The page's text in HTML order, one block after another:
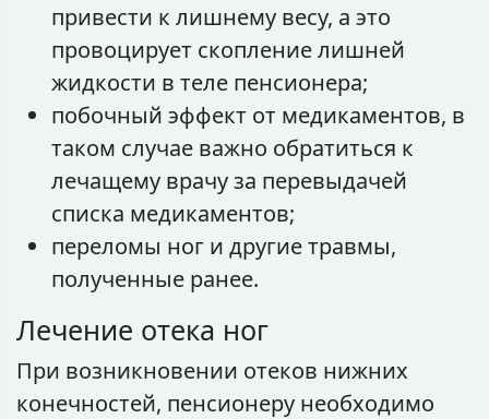
привести к лишнему весу, а это
провоцирует скопление лишней
жидкости в теле пенсионера;
побочный эффект от медикаментов, в
таком случае важно обратиться к
лечащему врачу за перевыдачей
списка медикаментов;
переломы ног и другие травмы,
полученные ранее.
Лечение отека ног
При возникновении отеков нижних
конечностей, пенсионеру необходимо